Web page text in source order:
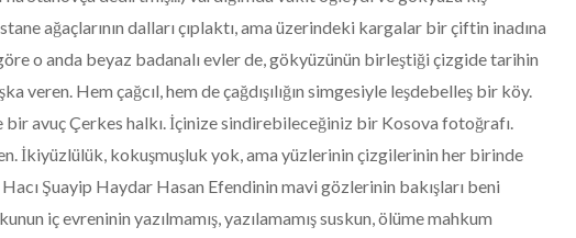
ağaçlarının dalları çıplaktı, ama üzerindeki kargalar bir çiftin inadına
o anda beyaz badanalı evler de, gökyüzünün birleştiği çizgide tarihin
veren. Hem çağcıl, hem de çağdışılığın simgesiyle leşdebelleş bir köy.
avuç Çerkes halkı. İçinize sindirebileceğiniz bir Kosova fotoğrafı.
İkiyüzlülük, kokuşmuşluk yok, ama yüzlerinin çizgilerinin her birinde
Şuayip Haydar Hasan Efendinin mavi gözlerinin bakışları beni
iç evreninin yazılmamış, yazılamamış suskun, ölüme mahkum